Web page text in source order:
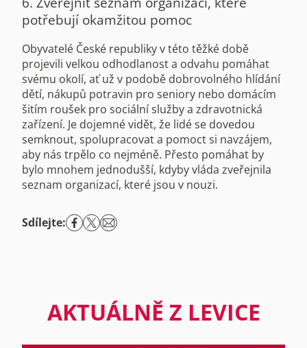
potřebují okamžitou pomoc
Obyvatelé České republiky v této těžké době
projevili velkou odhodlanost a odvahu pomáhat
svému okolí, ať už v podobě dobrovolného hlídání
dětí, nákupů potravin pro seniory nebo domácím
šitím roušek pro sociální služby a zdravotnická
zařízení. Je dojemné vidět, že lidé se dovedou
semknout, spolupracovat a pomoct si navzájem,
aby nás trpělo co nejméně. Přesto pomáhat by
bylo mnohem jednodušší, kdyby vláda zveřejnila
seznam organizací, které jsou v nouzi.
Sdílejte:
AKTUÁLNĚ Z LEVICE